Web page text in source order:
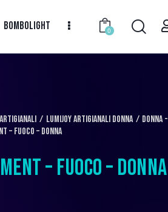
BOMBOLIGHT 0
Artigianali LumiJoy Artigianali Donna
Donna -
– Fuoco – Donna
– FUOCO – DONNA